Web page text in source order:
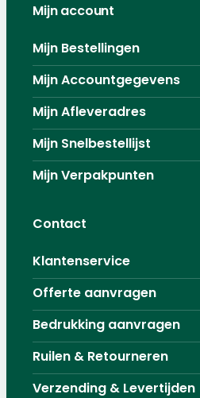
Mijn account
Mijn Bestellingen
Mijn Accountgegevens
Mijn Afleveradres
Mijn Snelbestellijst
Mijn Verpakpunten
Contact
Klantenservice
Offerte aanvragen
Bedrukking aanvragen
Ruilen & Retourneren
Verzending & Levertijden